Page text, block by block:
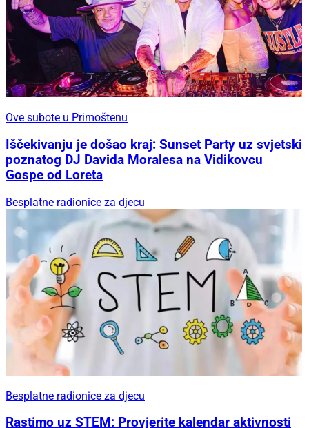
Ove subote u Primoštenu
Iščekivanju je došao kraj: Sunset Party uz svjetski
poznatog DJ Davida Moralesa na Vidikovcu
Gospe od Loreta
Besplatne radionice za djecu
Besplatne radionice za djecu
Rastimo uz STEM: Provjerite kalendar aktivnosti